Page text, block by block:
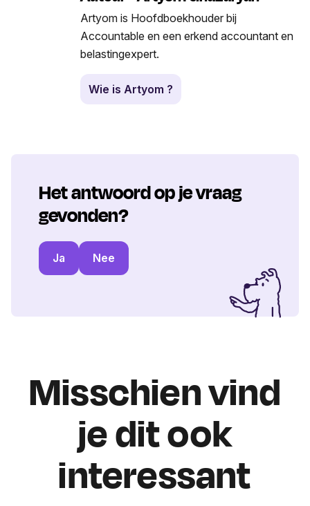
Artyom is Hoofdboekhouder bij
Accountable en een erkend accountant en
belastingexpert.
Wie is Artyom ?
Het antwoord op je vraag
gevonden?
Ja Nee
Misschien vind
je dit ook
interessant